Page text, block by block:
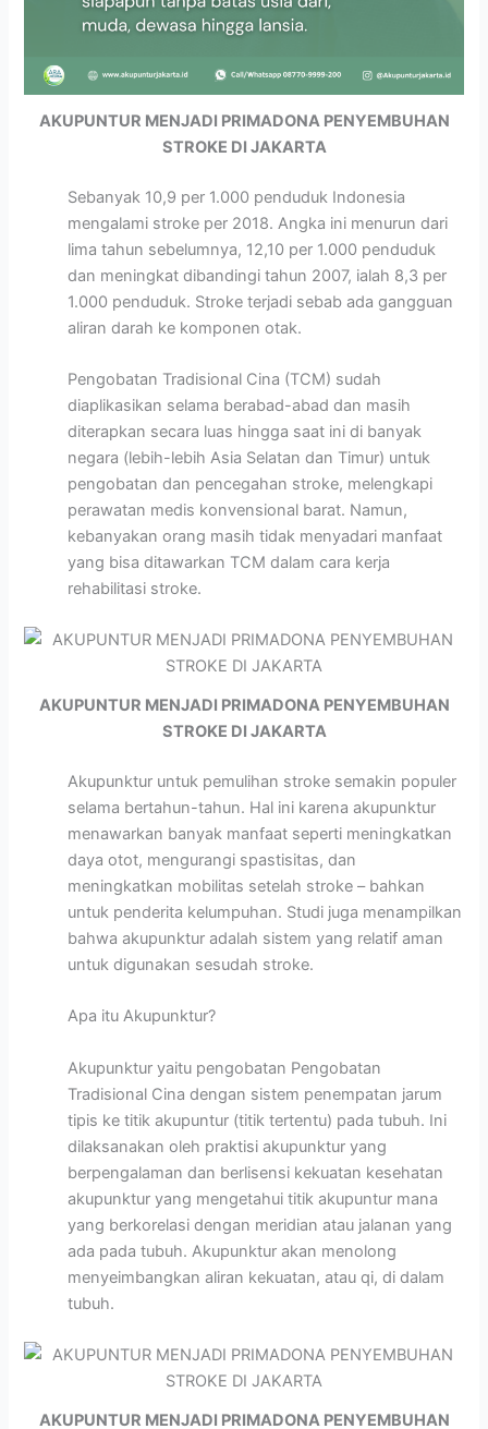
AKUPUNTUR MENJADI PRIMADONA PENYEMBUHAN
STROKE DI JAKARTA
Sebanyak 10,9 per 1.000 penduduk Indonesia
mengalami stroke per 2018. Angka ini menurun dari
lima tahun sebelumnya, 12,10 per 1.000 penduduk
dan meningkat dibandingi tahun 2007, ialah 8,3 per
1.000 penduduk. Stroke terjadi sebab ada gangguan
aliran darah ke komponen otak.
Pengobatan Tradisional Cina (TCM) sudah
diaplikasikan selama berabad-abad dan masih
diterapkan secara luas hingga saat ini di banyak
negara (lebih-lebih Asia Selatan dan Timur) untuk
pengobatan dan pencegahan stroke, melengkapi
perawatan medis konvensional barat. Namun,
kebanyakan orang masih tidak menyadari manfaat
yang bisa ditawarkan TCM dalam cara kerja
rehabilitasi stroke.
AKUPUNTUR MENJADI PRIMADONA PENYEMBUHAN
STROKE DI JAKARTA
Akupunktur untuk pemulihan stroke semakin populer
selama bertahun-tahun. Hal ini karena akupunktur
menawarkan banyak manfaat seperti meningkatkan
daya otot, mengurangi spastisitas, dan
meningkatkan mobilitas setelah stroke – bahkan
untuk penderita kelumpuhan. Studi juga menampilkan
bahwa akupunktur adalah sistem yang relatif aman
untuk digunakan sesudah stroke.
Apa itu Akupunktur?
Akupunktur yaitu pengobatan Pengobatan
Tradisional Cina dengan sistem penempatan jarum
tipis ke titik akupuntur (titik tertentu) pada tubuh. Ini
dilaksanakan oleh praktisi akupunktur yang
berpengalaman dan berlisensi kekuatan kesehatan
akupunktur yang mengetahui titik akupuntur mana
yang berkorelasi dengan meridian atau jalanan yang
ada pada tubuh. Akupunktur akan menolong
menyeimbangkan aliran kekuatan, atau qi, di dalam
tubuh.
AKUPUNTUR MENJADI PRIMADONA PENYEMBUHAN